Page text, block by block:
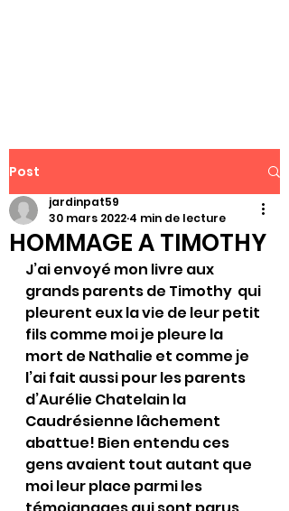
Post
HOMMAGE A TIMOTHY
jardinpat59
30 mars 2022 4 min de lecture
J’ai envoyé mon livre aux
grands parents de Timothy  qui
pleurent eux la vie de leur petit
fils comme moi je pleure la
mort de Nathalie et comme je
l’ai fait aussi pour les parents
d’Aurélie Chatelain la
Caudrésienne lâchement
abattue! Bien entendu ces
gens avaient tout autant que
moi leur place parmi les